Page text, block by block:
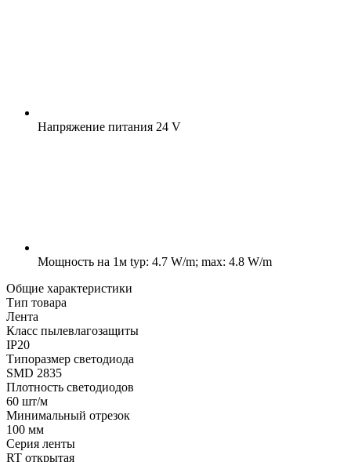
Напряжение питания 24 V
Мощность на 1м typ: 4.7 W/m; max: 4.8 W/m
Общие характеристики
Тип товара
Лента
Класс пылевлагозащиты
IP20
Типоразмер светодиода
SMD 2835
Плотность светодиодов
60 шт/м
Минимальный отрезок
100 мм
Серия ленты
RT открытая